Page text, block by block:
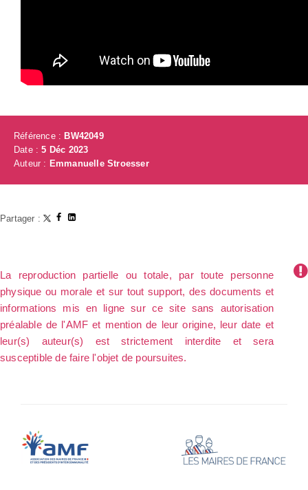
Référence : BW42049
Date :5 Déc 2023
Auteur : Emmanuelle Stroesser
Partager :
La reproduction partielle ou totale, par toute personne
physique ou morale et sur tout support, des documents et
informations mis en ligne sur ce site sans autorisation
préalable de l'AMF et mention de leur origine, leur date et
leur(s) auteur(s) est strictement interdite et sera
susceptible de faire l'objet de poursuites.